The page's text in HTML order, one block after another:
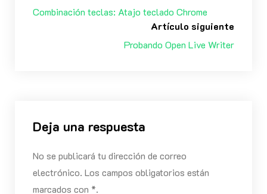
Combinación teclas: Atajo teclado Chrome
Artículo siguiente
Probando Open Live Writer
Deja una respuesta
No se publicará tu dirección de correo
electrónico. Los campos obligatorios están
marcados con *.